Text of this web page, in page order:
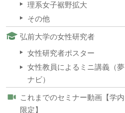
理系女子裾野拡大
その他
弘前大学の女性研究者
女性研究者ポスター
女性教員によるミニ講義（夢
ナビ）
これまでのセミナー動画【学内
限定】